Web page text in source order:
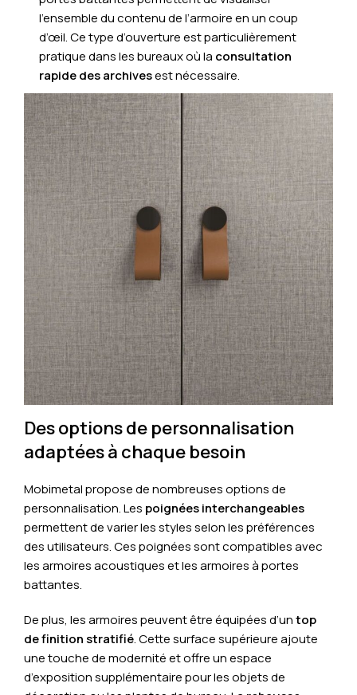
l’ensemble du contenu de l’armoire en un coup
d’œil. Ce type d’ouverture est particulièrement
pratique dans les bureaux où la consultation
rapide des archivesest nécessaire.
Des options de personnalisation
adaptées à chaque besoin
Mobimetal propose de nombreuses options de
personnalisation. Les poignées interchangeables
permettent de varier les styles selon les préférences
des utilisateurs. Ces poignées sont compatibles avec
les armoires acoustiques et les armoires à portes
battantes.
De plus, les armoires peuvent être équipées d’untop
de finition stratifié. Cette surface supérieure ajoute
une touche de modernité et offre un espace
d’exposition supplémentaire pour les objets de